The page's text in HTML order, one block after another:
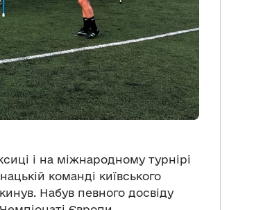
і на міжнародному турнірі
команді київського
Набув певного досвіду